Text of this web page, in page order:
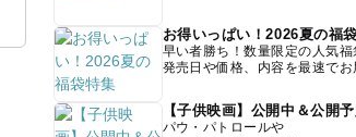
お得いっぱい！2026夏の福
早い者勝ち！数量限定の人気福
発売日や価格、内容を最速でお
【子供映画】公開中＆公開
パウ・パトロールや